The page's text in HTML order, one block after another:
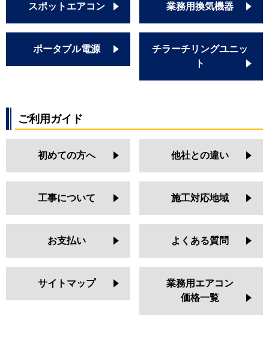
スポットエアコン 業務用換気機器
ポータブル電源
チラーチリングユニッ
ト
ご利用ガイド
初めての方へ 他社との違い
工事について 施工対応地域
お支払い よくある質問
サイトマップ
業務用エアコン
価格一覧